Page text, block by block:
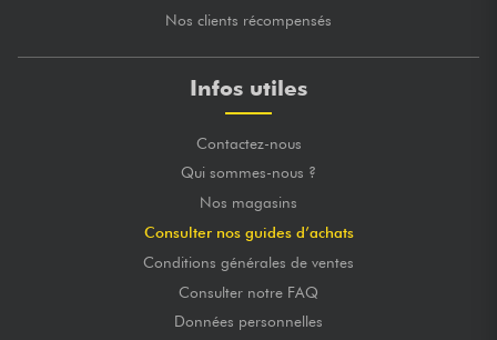
Nos clients récompensés
Infos utiles
Contactez-nous
Qui sommes-nous ?
Nos magasins
Consulter nos guides d’achats
Conditions générales de ventes
Consulter notre FAQ
Données personnelles